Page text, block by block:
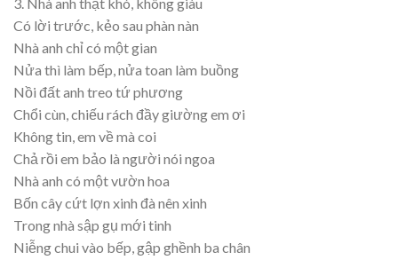
Có lời trước, kẻo sau phàn nàn
Nhà anh chỉ có một gian
Nửa thì làm bếp, nửa toan làm buồng
Nồi đất anh treo tứ phương
Chổi cùn, chiếu rách đầy giường em ơi
Không tin, em về mà coi
Chả rồi em bảo là người nói ngoa
Nhà anh có một vườn hoa
Bốn cây cứt lợn xinh đà nên xinh
Trong nhà sập gụ mới tinh
Niễngchui vào bếp, gập ghềnh ba chân